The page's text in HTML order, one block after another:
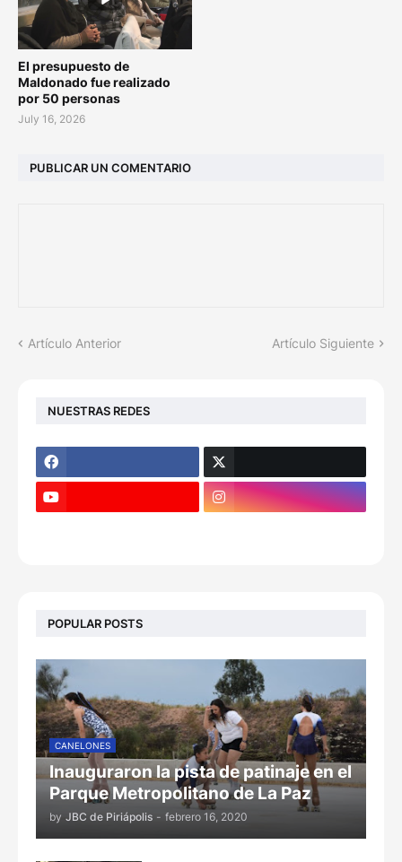
El presupuesto de
Maldonado fue realizado
por 50 personas
July 16, 2026
PUBLICAR UN COMENTARIO
Artículo Anterior Artículo Siguiente
NUESTRAS REDES
POPULAR POSTS
CANELONES
Inauguraron la pista de patinaje en el
Parque Metropolitano de La Paz
by JBC de Piriápolis - febrero 16, 2020